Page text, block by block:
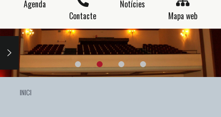
Agenda
Contacte
Notícies
Mapa web
INICI